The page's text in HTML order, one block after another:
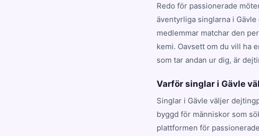
Redo för passionerade
äventyrliga singlarna i
medlemmar matchar den
kemi. Oavsett om du vill ha
som tar andan ur dig, är
Varför singlar i Gävle
Singlar i Gävle väljer
byggd för människor som
plattformen för